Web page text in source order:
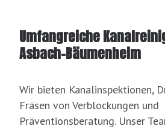
Umfangreiche
Asbach-Bäumenheim
Wir bieten Kanalinspektionen,
Fräsen von Verblockungen und
Präventionsberatung. Unser